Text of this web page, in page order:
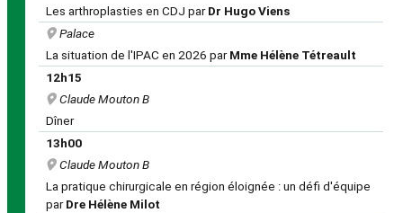
Les arthroplasties en CDJ parDr Hugo Viens
Palace
La situation de l'IPAC en 2026 parMme Hélène Tétreault
12h15
Claude Mouton B
Dîner
13h00
Claude Mouton B
La pratique chirurgicale en région éloignée : un défi d'équipe
parDre Hélène Milot